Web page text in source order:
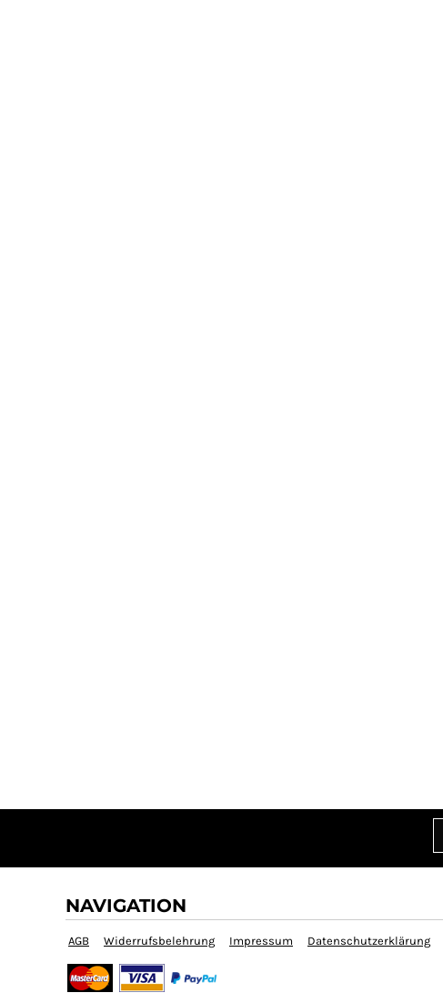
NAVIGATION
AGB Widerrufsbelehrung Impressum Datenschutzerklärung